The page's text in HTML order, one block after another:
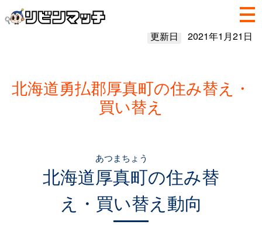
更新日 2021年1月21日
北海道勇払郡厚真町の住み替え・
買い替え
北海道厚真町
あつまちょう
の住み替
え・買い替え動向